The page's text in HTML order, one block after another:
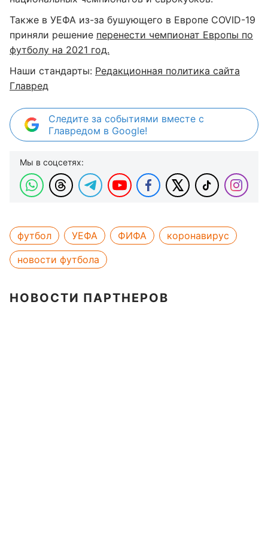
Также в УЕФА из-за бушующего в Европе COVID-19
приняли решение перенести чемпионат Европы по
футболу на 2021 год.
Наши стандарты: Редакционная политика сайта
Главред
Следите за событиями вместе с
Главредом в Google!
Мы в соцсетях:
футбол УЕФА ФИФА
коронавирус
новости футбола
НОВОСТИ ПАРТНЕРОВ